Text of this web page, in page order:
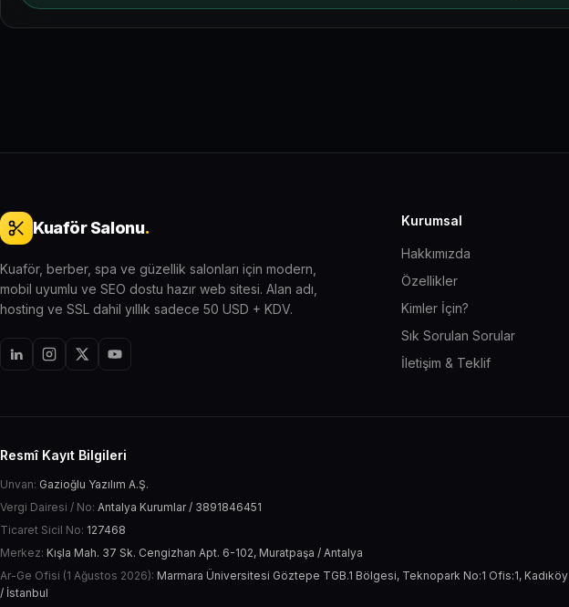
Kuaför Salonu.
Kuaför, berber, spa ve güzellik salonları için modern,
mobil uyumlu ve SEO dostu hazır web sitesi. Alan adı,
hosting ve SSL dahil yıllık sadece 50 USD + KDV.
Kurumsal
Hakkımızda
Özellikler
Kimler İçin?
Sık Sorulan Sorular
İletişim & Teklif
Resmî Kayıt Bilgileri
Unvan: Gazioğlu Yazılım A.Ş.
Vergi Dairesi / No: Antalya Kurumlar / 3891846451
Ticaret Sicil No: 127468
Merkez: Kışla Mah. 37 Sk. Cengizhan Apt. 6-102, Muratpaşa / Antalya
Ar-Ge Ofisi (1 Ağustos 2026): Marmara Üniversitesi Göztepe TGB.1 Bölgesi, Teknopark No:1 Ofis:1, Kadıköy
/ İstanbul